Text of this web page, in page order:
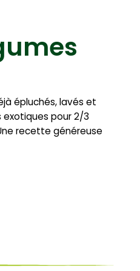
épluchés, lavés et
exotiques pour 2/3
recette généreuse